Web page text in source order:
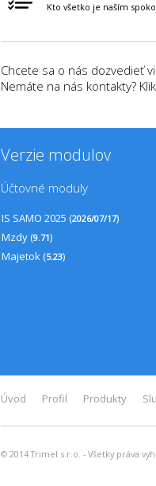
Kto všetko je naším
Chcete sa o nás dozvedieť
Nemáte na nás kontakty?
Verzie modulov
Účtovné moduly
IS SAMO 2025 (2026/07/17)
Mzdy (9.71)
Majetok (5.23)
Úvod Profil Produkty
© 2014 Trimel s.r.o. - Všetky práva